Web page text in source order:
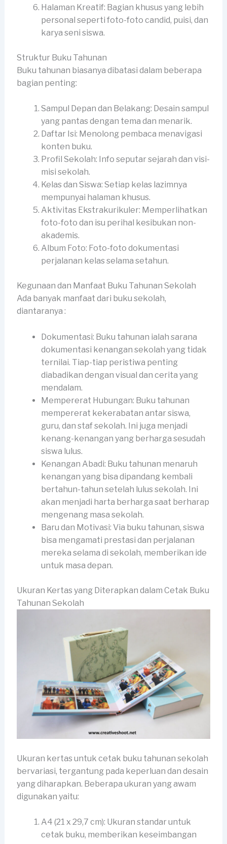
Halaman Kreatif: Bagian khusus yang lebih
personal seperti foto-foto candid, puisi, dan
karya seni siswa.
Struktur Buku Tahunan
Buku tahunan biasanya dibatasi dalam beberapa
bagian penting:
Sampul Depan dan Belakang: Desain sampul
yang pantas dengan tema dan menarik.
Daftar Isi: Menolong pembaca menavigasi
konten buku.
Profil Sekolah: Info seputar sejarah dan visi-
misi sekolah.
Kelas dan Siswa: Setiap kelas lazimnya
mempunyai halaman khusus.
Aktivitas Ekstrakurikuler: Memperlihatkan
foto-foto dan isu perihal kesibukan non-
akademis.
Album Foto: Foto-foto dokumentasi
perjalanan kelas selama setahun.
Kegunaan dan Manfaat Buku Tahunan Sekolah
Ada banyak manfaat dari buku sekolah,
diantaranya :
Dokumentasi: Buku tahunan ialah sarana
dokumentasi kenangan sekolah yang tidak
ternilai. Tiap-tiap peristiwa penting
diabadikan dengan visual dan cerita yang
mendalam.
Mempererat Hubungan: Buku tahunan
mempererat kekerabatan antar siswa,
guru, dan staf sekolah. Ini juga menjadi
kenang-kenangan yang berharga sesudah
siswa lulus.
Kenangan Abadi: Buku tahunan menaruh
kenangan yang bisa dipandang kembali
bertahun-tahun setelah lulus sekolah. Ini
akan menjadi harta berharga saat berharap
mengenang masa sekolah.
Baru dan Motivasi: Via buku tahunan, siswa
bisa mengamati prestasi dan perjalanan
mereka selama di sekolah, memberikan ide
untuk masa depan.
Ukuran Kertas yang Diterapkan dalam Cetak Buku
Tahunan Sekolah
Ukuran kertas untuk cetak buku tahunan sekolah
bervariasi, tergantung pada keperluan dan desain
yang diharapkan. Beberapa ukuran yang awam
digunakan yaitu:
A4 (21 x 29,7 cm): Ukuran standar untuk
cetak buku, memberikan keseimbangan